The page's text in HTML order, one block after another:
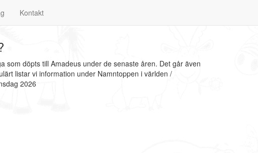
Kontakt
som döpts till Amadeus under de senaste åren. Det går även
listar vi information under Namntoppen i världen /
2026